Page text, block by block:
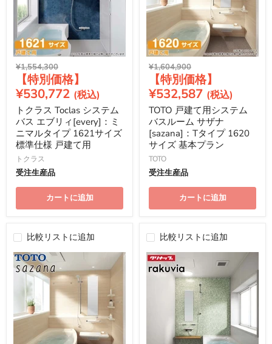
元
価
格
¥1,554,300
在
の
価
格
¥530,772
トクラス Toclas システム
バス エブリィ[every]：ミ
ニマルタイプ 1621サイズ
標準仕様 戸建て用
トクラス
受注生産品
カートに追加
元
価
格
¥1,604,900
在
の
価
格
¥532,587
TOTO 戸建て用システム
バスルーム サザナ
[sazana]：Tタイプ 1620
サイズ 基本プラン
TOTO
受注生産品
カートに追加
比較リストに追加 比較リストに追加